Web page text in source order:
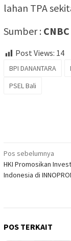
lahan TPA
Sumber : CNBC
Post Views: 14
BPI DANANTARA
PSEL Bali
Navigasi
pos
Pos sebelumnya
HKI Promosikan
Indonesia di
POS TERKAIT